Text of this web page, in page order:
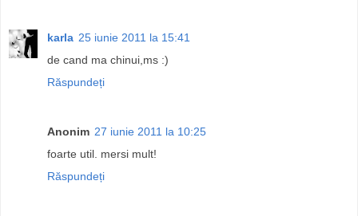
karla 25 iunie 2011 la 15:41
de cand ma chinui,ms :)
Răspundeți
Anonim 27 iunie 2011 la 10:25
foarte util. mersi mult!
Răspundeți